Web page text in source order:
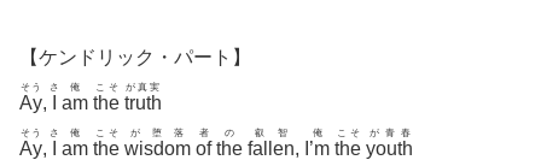
【ケンドリック・パート】
Ay
そう
,
さ
am
俺
the
こそ
truth
が真実
Ay
そう
,
さ
am
俺
the
こそ
wisdom
が堕落
of
者
the
の
fallen
叡智
, I’m
俺
the
こそ
youth
が青春